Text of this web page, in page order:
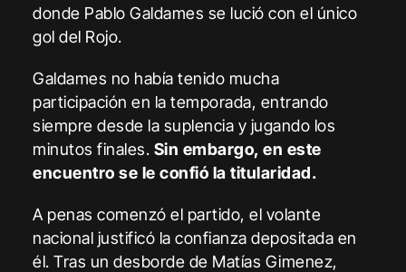
donde Pablo Galdames se lució con el único
gol del Rojo.
Galdames no había tenido mucha
participación en la temporada, entrando
siempre desde la suplencia y jugando los
minutos finales. Sin embargo, en este
encuentro se le confió la titularidad.
A penas comenzó el partido, el volante
nacional justificó la confianza depositada en
él. Tras un desborde de Matías Gimenez,